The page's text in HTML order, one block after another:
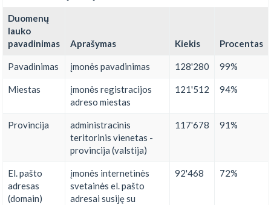
Duomenų
lauko
pavadinimas
Aprašymas Kiekis Procentas
Pavadinimas įmonės pavadinimas 128'280 99%
Miestas
įmonės registracijos
adreso miestas
121'512 94%
Provincija
administracinis
teritorinis vienetas -
provincija (valstija)
117'678 91%
El. pašto
adresas
(domain)
įmonės internetinės
svetainės el. pašto
adresai susiję su
92'468 72%